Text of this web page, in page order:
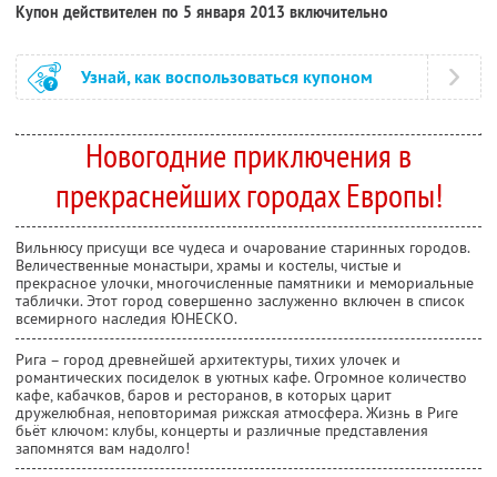
Купон действителен по 5 января 2013 включительно
Узнай, как воспользоваться купоном
Новогодние приключения в
прекраснейших городах Европы!
Вильнюсу присущи все чудеса и очарование старинных городов.
Величественные монастыри, храмы и костелы, чистые и
прекрасное улочки, многочисленные памятники и мемориальные
таблички. Этот город совершенно заслуженно включен в список
всемирного наследия ЮНЕСКО.
Рига – город древнейшей архитектуры, тихих улочек и
романтических посиделок в уютных кафе. Огромное количество
кафе, кабачков, баров и ресторанов, в которых царит
дружелюбная, неповторимая рижская атмосфера. Жизнь в Риге
бьёт ключом: клубы, концерты и различные представления
запомнятся вам надолго!